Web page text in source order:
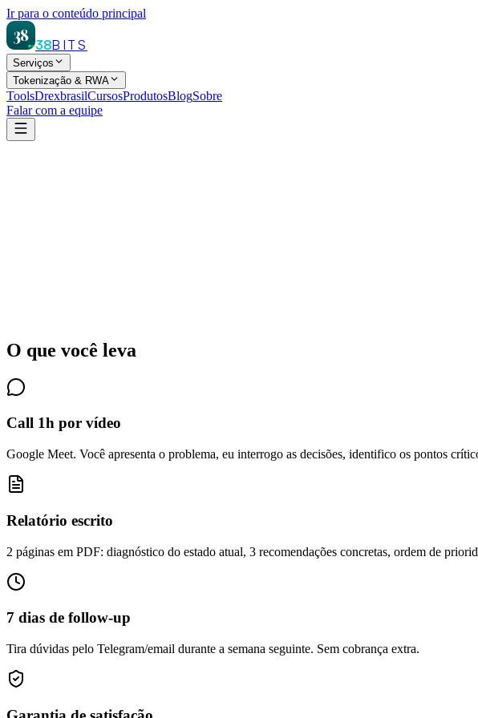
Ir para o conteúdo principal
38
38BITS
Serviços
Tokenização & RWA
ToolsDrexbrasilCursosProdutosBlogSobre
Falar com a equipe
O que você leva
Call 1h por vídeo
Google Meet. Você apresenta o problema, eu interrogo as decisões, identifico os pontos
Relatório escrito
2 páginas em PDF: diagnóstico do estado atual, 3 recomendações concretas, ordem de
7 dias de follow-up
Tira dúvidas pelo Telegram/email durante a semana seguinte. Sem cobrança extra.